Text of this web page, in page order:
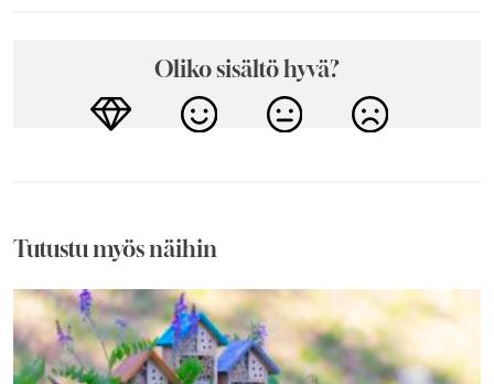
Oliko sisältö hyvä?
Tutustu myös näihin